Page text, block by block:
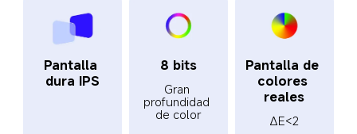
Pantalla
dura IPS
8 bits
Gran
profundidad
de color
Pantalla de
colores
reales
ΔE<2